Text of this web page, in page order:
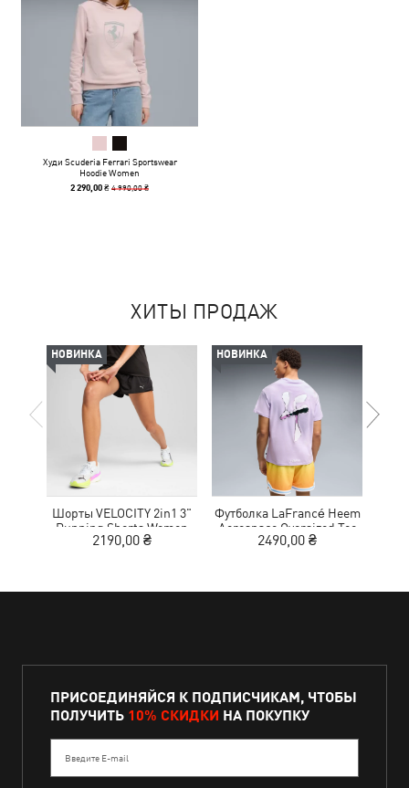
Худи Scuderia Ferrari Sportswear
Hoodie Women
2 290,00 ₴4 990,00 ₴
ХИТЫ ПРОДАЖ
НОВИНКА
Шорты VELOCITY 2in1 3"
Running Shorts Women
2190,00 ₴
НОВИНКА
Футболка LaFrancé Heem
Aerospace Oversized Tee
Men
2490,00 ₴
ПРИСОЕДИНЯЙСЯ К ПОДПИСЧИКАМ, ЧТОБЫ
ПОЛУЧИТЬ 10% СКИДКИ НА ПОКУПКУ
Введите E-mail